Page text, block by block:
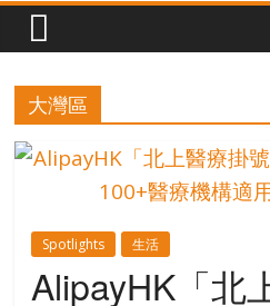
命
的
寶
藏
金
銀
大灣區
Spotlights 生活
AlipayHK「北